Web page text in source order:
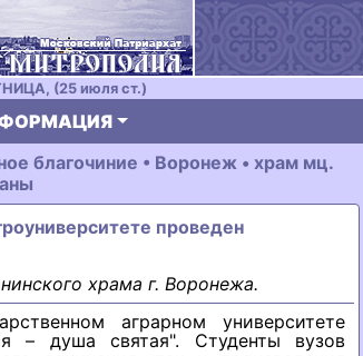
(25 июля ст.)
благочиние • Воронеж • храм мц.
проведен
храма г. Воронежа.
аграрном университете
– душа святая". Студенты вузов